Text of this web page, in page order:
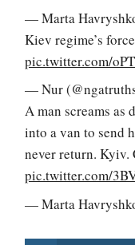
— Marta
Kiev regime’s
pic.twitter.com/
— Nur
A man screams
into a van to send
never return. Kyiv.
pic.twitter.com/
— Marta